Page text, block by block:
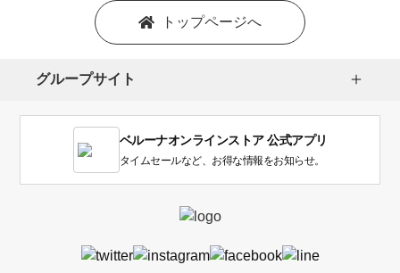
トップページへ
グループサイト
ベルーナオンラインストア 公式アプリ
タイムセールなど、お得な情報をお知らせ。